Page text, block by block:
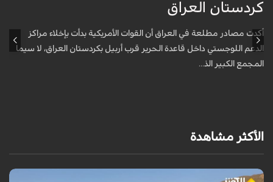
كردستان العراق
أكدت مصادر مطلعة في العراق أن القوات الأمريكية بدأت بإخلاء مراكز
الدعم اللوجستي داخل قاعدة الحرير قرب أربيل بكردستان العراق، لا سيما
المجمع الكبير الذ...
الأكثر مشاهدة